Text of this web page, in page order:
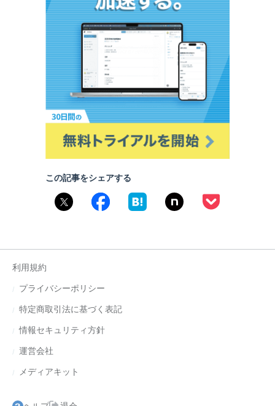
この記事をシェアする
利用規約
プライバシーポリシー
特定商取引法に基づく表記
情報セキュリティ方針
運営会社
メディアキット